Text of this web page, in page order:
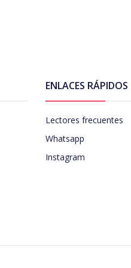
ENLACES RÁPIDOS
Lectores frecuentes
Whatsapp
Instagram